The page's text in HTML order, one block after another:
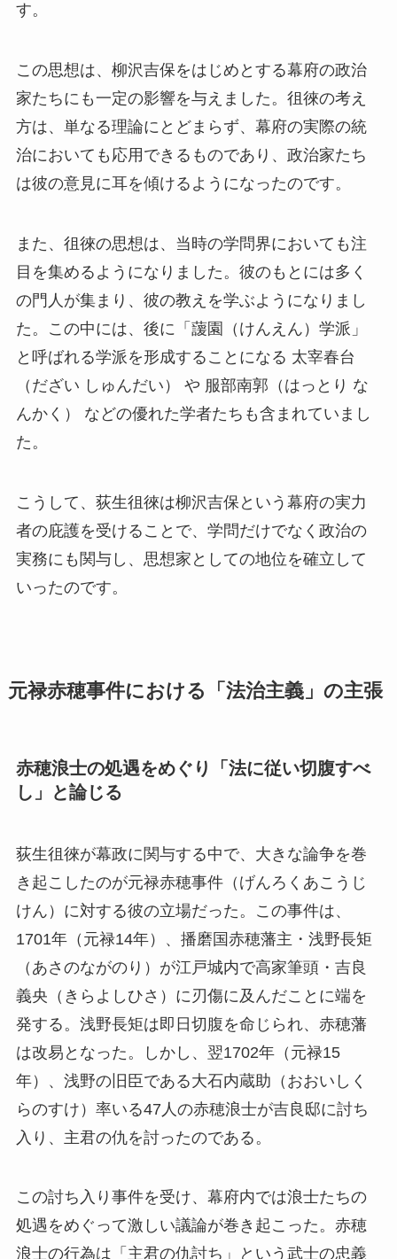
す。
この思想は、柳沢吉保をはじめとする幕府の政治
家たちにも一定の影響を与えました。徂徠の考え
方は、単なる理論にとどまらず、幕府の実際の統
治においても応用できるものであり、政治家たち
は彼の意見に耳を傾けるようになったのです。
また、徂徠の思想は、当時の学問界においても注
目を集めるようになりました。彼のもとには多く
の門人が集まり、彼の教えを学ぶようになりまし
た。この中には、後に「蘐園（けんえん）学派」
と呼ばれる学派を形成することになる 太宰春台
（だざい しゅんだい） や 服部南郭（はっとり な
んかく） などの優れた学者たちも含まれていまし
た。
こうして、荻生徂徠は柳沢吉保という幕府の実力
者の庇護を受けることで、学問だけでなく政治の
実務にも関与し、思想家としての地位を確立して
いったのです。
元禄赤穂事件における「法治主義」の主張
赤穂浪士の処遇をめぐり「法に従い切腹すべ
し」と論じる
荻生徂徠が幕政に関与する中で、大きな論争を巻
き起こしたのが元禄赤穂事件（げんろくあこうじ
けん）に対する彼の立場だった。この事件は、
1701年（元禄14年）、播磨国赤穂藩主・浅野長矩
（あさのながのり）が江戸城内で高家筆頭・吉良
義央（きらよしひさ）に刃傷に及んだことに端を
発する。浅野長矩は即日切腹を命じられ、赤穂藩
は改易となった。しかし、翌1702年（元禄15
年）、浅野の旧臣である大石内蔵助（おおいしく
らのすけ）率いる47人の赤穂浪士が吉良邸に討ち
入り、主君の仇を討ったのである。
この討ち入り事件を受け、幕府内では浪士たちの
処遇をめぐって激しい議論が巻き起こった。赤穂
浪士の行為は「主君の仇討ち」という武士の忠義